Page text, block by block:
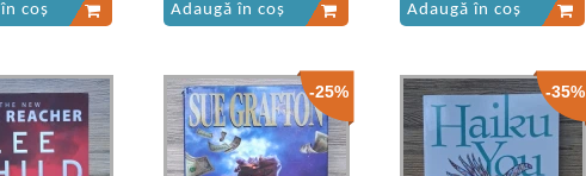
coș Adaugă în coș Adaugă în coș
-25% -35%